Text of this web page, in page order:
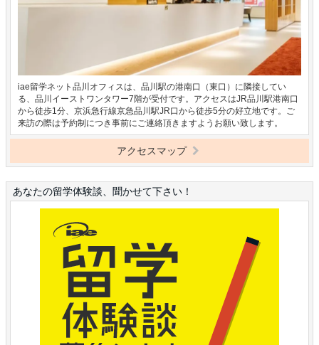
iae留学ネット品川オフィスは、品川駅の港南口（東口）に隣接してい
る、品川イーストワンタワー7階が受付です。アクセスはJR品川駅港南口
から徒歩1分、京浜急行線京急品川駅JR口から徒歩5分の好立地です。ご
来訪の際は予約制につき事前にご連絡頂きますようお願い致します。
アクセスマップ
あなたの留学体験談、聞かせて下さい！